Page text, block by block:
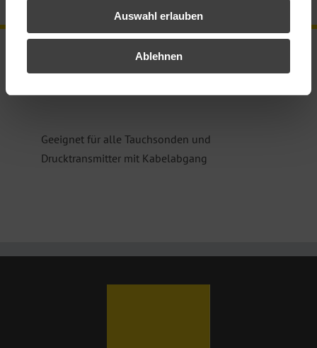
Auswahl erlauben
Ablehnen
Anwendung:
Geeignet für alle Tauchsonden und
Drucktransmitter mit Kabelabgang